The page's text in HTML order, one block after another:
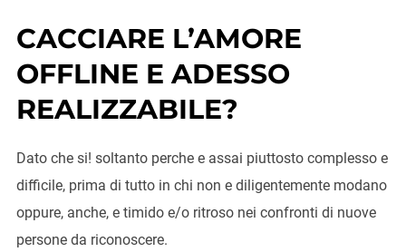
CACCIARE L’AMORE
OFFLINE E ADESSO
REALIZZABILE?
Dato che si! soltanto perche e assai piuttosto complesso e
difficile, prima di tutto in chi non e diligentemente modano
oppure, anche, e timido e/o ritroso nei confronti di nuove
persone da riconoscere.